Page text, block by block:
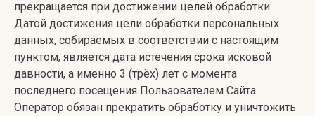
прекращается при достижении целей обработки.
Датой достижения цели обработки персональных
данных, собираемых в соответствии с настоящим
пунктом, является дата истечения срока исковой
давности, а именно 3 (трёх) лет с момента
последнего посещения Пользователем Сайта.
Оператор обязан прекратить обработку и уничтожить